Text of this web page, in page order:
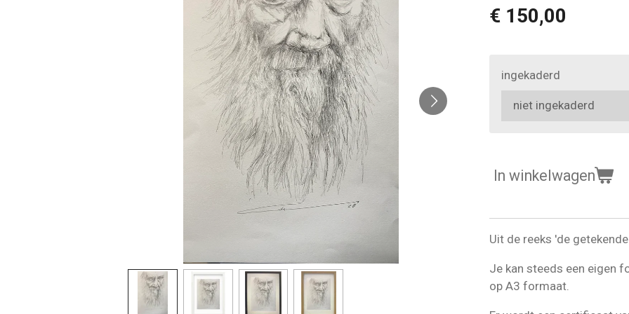
€ 150,00
ingekaderd
In winkelwagen
Uit de reeks 'de
Je kan steeds een eigen
op A3 formaat.